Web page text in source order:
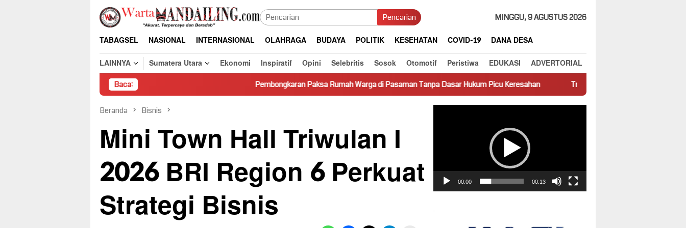
Loncat
konten
Pencarian MINGGU, 9 AGUSTUS 2026
TABAGSEL NASIONAL INTERNASIONAL OLAHRAGA BUDAYA POLITIK KESEHATAN COVID-19
DANA DESA
LAINNYA
Sumatera Utara Ekonomi Inspiratif Opini Selebritis Sosok Otomotif Peristiwa EDUKASI ADVERTORIAL
Baca: Pembongkaran Paksa Rumah Warga di Pasaman Tanpa Dasar Hukum Picu Keresahan Truk Miring Hambat Arus Lalu Lintas di Jalan
Beranda Bisnis
Mini Town Hall Triwulan I
2026 BRI Region 6 Perkuat
Strategi Bisnis
00:00 00:13